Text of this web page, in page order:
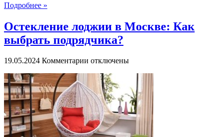
Подробнее »
Остекление лоджии в Москве: Как
выбрать подрядчика?
19.05.2024 Комментарии к
Остекление
лоджии
в
Москве:
Как
выбрать
подрядчика?
отключены